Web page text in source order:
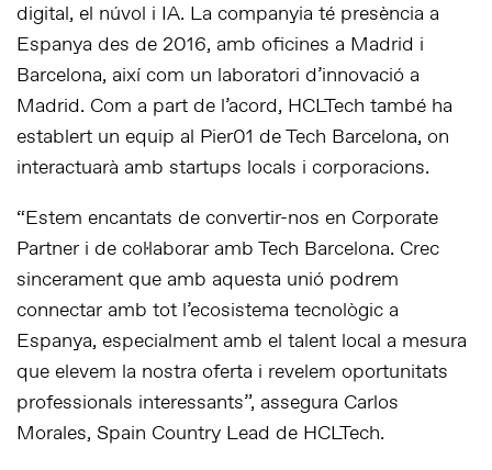
digital, el núvol i IA. La companyia té presència a
Espanya des de 2016, amb oficines a Madrid i
Barcelona, així com un laboratori d’innovació a
Madrid. Com a part de l’acord, HCLTech també ha
establert un equip al Pier01 de Tech Barcelona, on
interactuarà amb startups locals i corporacions.
“Estem encantats de convertir-nos en Corporate
Partner i de col·laborar amb Tech Barcelona. Crec
sincerament que amb aquesta unió podrem
connectar amb tot l’ecosistema tecnològic a
Espanya, especialment amb el talent local a mesura
que elevem la nostra oferta i revelem oportunitats
professionals interessants”, assegura Carlos
Morales, Spain Country Lead de HCLTech.